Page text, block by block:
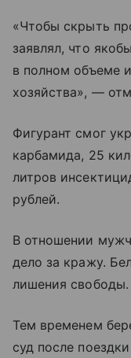
«Чтобы скрыть
заявлял, что
в полном объеме
хозяйства», —
Фигурант смог
карбамида, 25
литров
рублей.
В отношении
дело за кражу.
лишения свободы.
Тем временем
суд после